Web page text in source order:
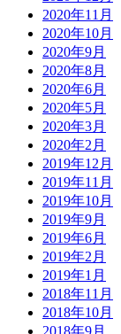
2020年11月
2020年10月
2020年9月
2020年8月
2020年6月
2020年5月
2020年3月
2020年2月
2019年12月
2019年11月
2019年10月
2019年9月
2019年6月
2019年2月
2019年1月
2018年11月
2018年10月
2018年9月